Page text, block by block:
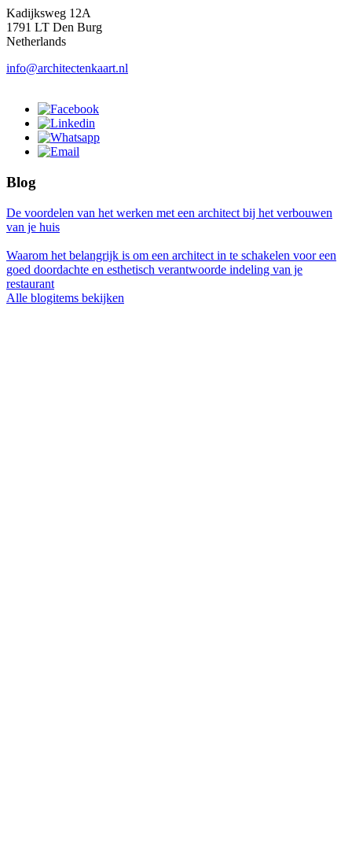
Kadijksweg 12A
1791 LT Den Burg
Netherlands
info@architectenkaart.nl
Blog
De voordelen van het werken met een architect bij het verbouwen
van je huis
Waarom het belangrijk is om een architect in te schakelen voor een
goed doordachte en esthetisch verantwoorde indeling van je
restaurant
Alle blogitems bekijken